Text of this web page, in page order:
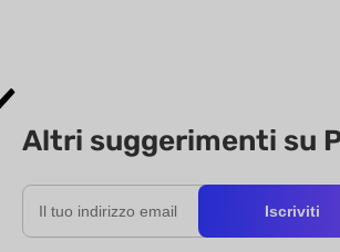
Altri suggerimenti su
Iscriviti